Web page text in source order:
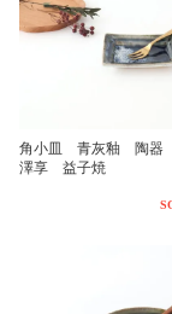
角小皿 青灰釉 陶器
澤享 益子焼